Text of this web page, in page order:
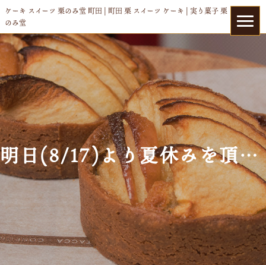
ケーキ スイーツ 栗のみ堂 町田 | 町田 栗 スイーツ ケーキ | 実り菓子 栗
のみ堂
明日(8/17)より夏休みを頂きます